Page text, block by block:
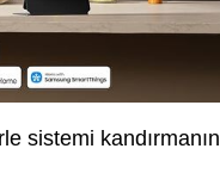
sistemi kandırmanın